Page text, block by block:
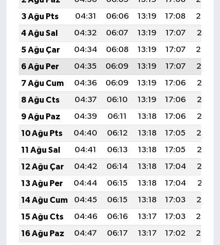
3 Ağu Pts
04:31 06:06 13:19 17:08
20:22
4 Ağu Sal
04:32 06:07 13:19 17:07
20:21
5 Ağu Çar
04:34 06:08 13:19 17:07
20:20
6 Ağu Per
04:35 06:09 13:19 17:07
20:19
7 Ağu Cum
04:36 06:09 13:19 17:06
20:18
8 Ağu Cts
04:37 06:10 13:19 17:06
20:17
9 Ağu Paz
04:39 06:11 13:18 17:06
20:16
10 Ağu Pts
04:40 06:12 13:18 17:05
20:14
11 Ağu Sal
04:41 06:13 13:18 17:05
20:13
12 Ağu Çar
04:42 06:14 13:18 17:04
20:12
13 Ağu Per
04:44 06:15 13:18 17:04
20:11
14 Ağu Cum
04:45 06:15 13:18 17:03
20:10
15 Ağu Cts
04:46 06:16 13:17 17:03
20:08
16 Ağu Paz
04:47 06:17 13:17 17:02
20:07